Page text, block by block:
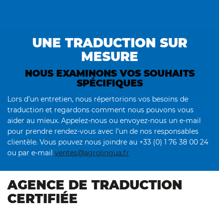
UNE TRADUCTION SUR
MESURE
NOUS EXAMINONS VOS SOUHAITS
SPÉCIFIQUES
Lors d’un entretien, nous répertorions vos besoins de
traduction et regardons comment nous pouvons vous
aider au mieux. Appelez-nous ou envoyez-nous un e-mail
pour prendre rendez-vous avec l’un de nos responsables
clientèle. Vous pouvez nous joindre au +33 (0) 1 76 38 00 24
ou par e-mail ventes@agrolingua.fr
AGENCE DE TRADUCTION
CERTIFIÉE